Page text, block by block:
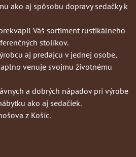
ako aj spôsobu dopravy sedačky k
Váš sortiment rustikálneho
stolíkov.
aj predajcu v jednej osobe,
venuje svojmu životnému
a dobrých nápadov pri výrobe
ako aj sedačiek.
z Košíc.